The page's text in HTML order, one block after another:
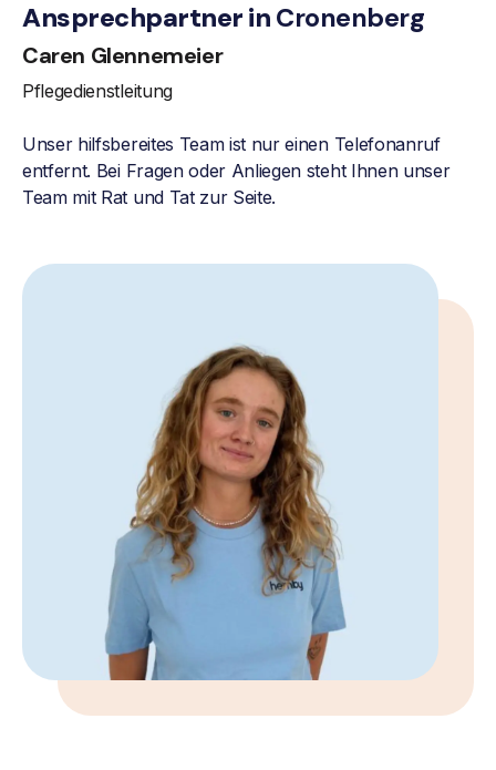
Ansprechpartner in Cronenberg
Caren Glennemeier
Pflegedienstleitung
Unser hilfsbereites Team ist nur einen Telefonanruf
entfernt. Bei Fragen oder Anliegen steht Ihnen unser
Team mit Rat und Tat zur Seite.